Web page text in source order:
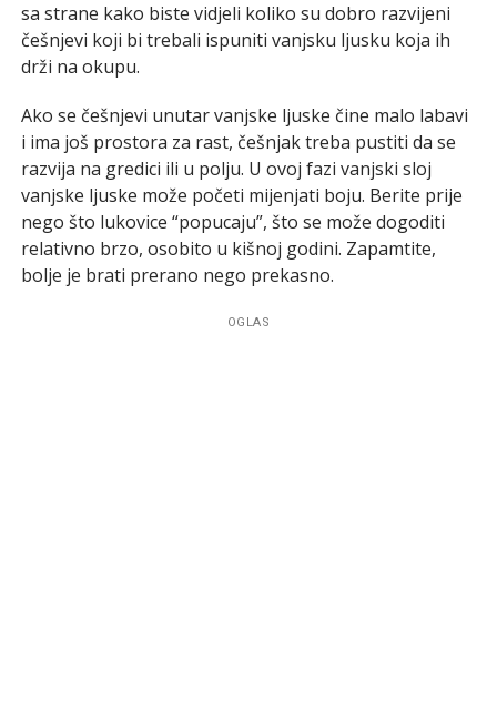
sa strane kako biste vidjeli koliko su dobro razvijeni
češnjevi koji bi trebali ispuniti vanjsku ljusku koja ih
drži na okupu.
Ako se češnjevi unutar vanjske ljuske čine malo labavi
i ima još prostora za rast, češnjak treba pustiti da se
razvija na gredici ili u polju. U ovoj fazi vanjski sloj
vanjske ljuske može početi mijenjati boju. Berite prije
nego što lukovice “popucaju”, što se može dogoditi
relativno brzo, osobito u kišnoj godini. Zapamtite,
bolje je brati prerano nego prekasno.
OGLAS